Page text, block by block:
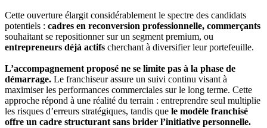
Cette ouverture élargit considérablement le spectre des candidats
potentiels : cadres en reconversion professionnelle, commerçants
souhaitant se repositionner sur un segment premium, ou
entrepreneurs déjà actifs cherchant à diversifier leur portefeuille.
L’accompagnement proposé ne se limite pas à la phase de
démarrage. Le franchiseur assure un suivi continu visant à
maximiser les performances commerciales sur le long terme. Cette
approche répond à une réalité du terrain : entreprendre seul multiplie
les risques d’erreurs stratégiques, tandis que le modèle franchisé
offre un cadre structurant sans brider l’initiative personnelle.